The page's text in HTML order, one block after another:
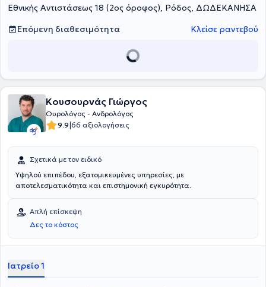
Εθνικής Αντιστάσεως 18 (2ος όροφος), Ρόδος, ΔΩΔΕΚΑΝΗΣΑ
Επόμενη διαθεσιμότητα
Κλείσε ραντεβού
Κουσουρνάς Γιώργος
Ουρολόγος - Ανδρολόγος
9.9|66 αξιολογήσεις
Σχετικά με τον ειδικό
Υψηλού επιπέδου, εξατομικευμένες υπηρεσίες, με
αποτελεσματικότητα και επιστημονική εγκυρότητα.
Απλή επίσκεψη
Δες το κόστος
Ιατρείο 1